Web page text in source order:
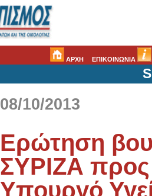
ΑΡΧΗ ΕΠΙΚΟΙΝΩΝΙΑ
08/10/2013
Ερώτηση
ΣΥΡΙΖΑ προς
Υπουργό